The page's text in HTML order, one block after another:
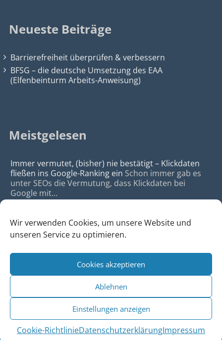
Wir verwenden Cookies, um unsere Website und
unseren Service zu optimieren.
Cookies akzeptieren
Ablehnen
Einstellungen anzeigen
Cookie-RichtlinieDatenschutzerklärungImpressum
Neueste Beiträge
Barrierefreiheit überprüfen & verbessern
BFSG – die deutsche Umsetzung des EAA
(Elfenbeinturm Arbeits-Anweisung)
Meistgelesen
Immer vermutet, (bisher) nie bestätigt – Klickdaten
fließen ins Google-Ranking ein Schon immer gab es
unter SEOs die Vermutung, dass Klickdaten bei
Google mit...
da Agency - Webagentur für Webdesign & SEO, Köln
•Webdesign Köln|SEO Köln|Sitemap|Impressum
|Datenschutz